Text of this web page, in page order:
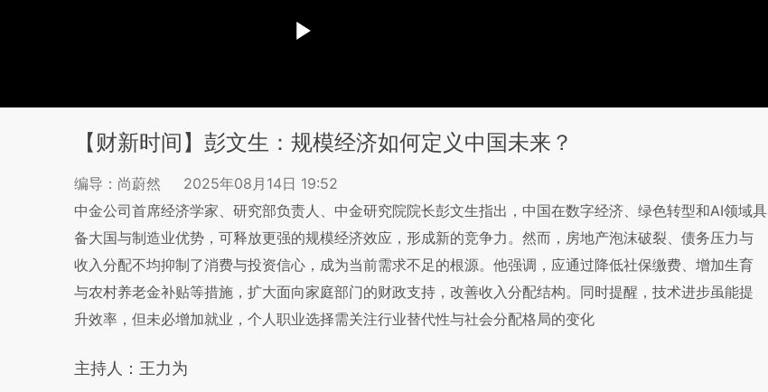
【财新时间】彭文生：规模经济如何定义中国未来？
编导：尚蔚然
2025年08月14日 19:52
中金公司首席经济学家、研究部负责人、中金研究院院长彭文生指出，中国在数字经济、绿色转型和AI领域具
备大国与制造业优势，可释放更强的规模经济效应，形成新的竞争力。然而，房地产泡沫破裂、债务压力与
收入分配不均抑制了消费与投资信心，成为当前需求不足的根源。他强调，应通过降低社保缴费、增加生育
与农村养老金补贴等措施，扩大面向家庭部门的财政支持，改善收入分配结构。同时提醒，技术进步虽能提
升效率，但未必增加就业，个人职业选择需关注行业替代性与社会分配格局的变化
主持人：王力为